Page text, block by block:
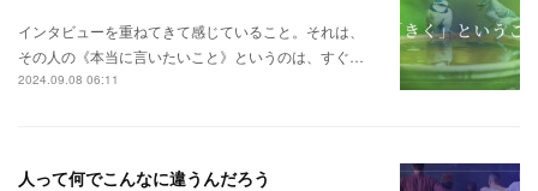
インタビューを重ねてきて感じていること。それは、
その人の《本当に言いたいこと》というのは、すぐ…
2024.09.08 06:11
人って何でこんなに違うんだろう